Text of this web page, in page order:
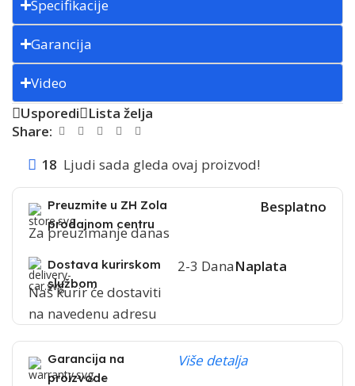
Specifikacije
Garancija
Video
Usporedi
Lista želja
Share:
18 Ljudi sada gleda ovaj proizvod!
Preuzmite u ZH Zola
prodajnom centru
Za preuzimanje danas
Besplatno
Dostava kurirskom
službom
Naš kurir će dostaviti
na navedenu adresu
2-3 DanaNaplata
Garancija na
proizvode
Više detalja